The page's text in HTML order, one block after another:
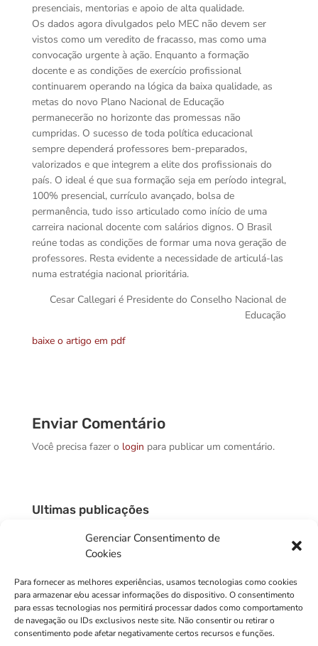
Gerenciar Consentimento de
Cookies
Para fornecer as melhores experiências, usamos tecnologias como cookies
para armazenar e/ou acessar informações do dispositivo. O consentimento
para essas tecnologias nos permitirá processar dados como comportamento
de navegação ou IDs exclusivos neste site. Não consentir ou retirar o
consentimento pode afetar negativamente certos recursos e funções.
presenciais, mentorias e apoio de alta qualidade.
Os dados agora divulgados pelo MEC não devem ser
vistos como um veredito de fracasso, mas como uma
convocação urgente à ação. Enquanto a formação
docente e as condições de exercício profissional
continuarem operando na lógica da baixa qualidade, as
metas do novo Plano Nacional de Educação
permanecerão no horizonte das promessas não
cumpridas. O sucesso de toda política educacional
sempre dependerá professores bem-preparados,
valorizados e que integrem a elite dos profissionais do
país. O ideal é que sua formação seja em período integral,
100% presencial, currículo avançado, bolsa de
permanência, tudo isso articulado como início de uma
carreira nacional docente com salários dignos. O Brasil
reúne todas as condições de formar uma nova geração de
professores. Resta evidente a necessidade de articulá-las
numa estratégia nacional prioritária.
Cesar Callegari é Presidente do Conselho Nacional de
Educação
baixe o artigo em pdf
Enviar Comentário
Você precisa fazer o login para publicar um comentário.
Ultimas publicações
O DESAFIO DE FORMAR UMA NOVA GERAÇÃO DE
PROFESSORES NO BRASIL (artigo)
O MAIOR DOS ATAQUES CONTRA A EDUCAÇÃO
PAULISTA
EM DEFESA DAS EMPRESAS ESTATAIS
ESTRATÉGICAS – Minha história com Lula, Dilma e as